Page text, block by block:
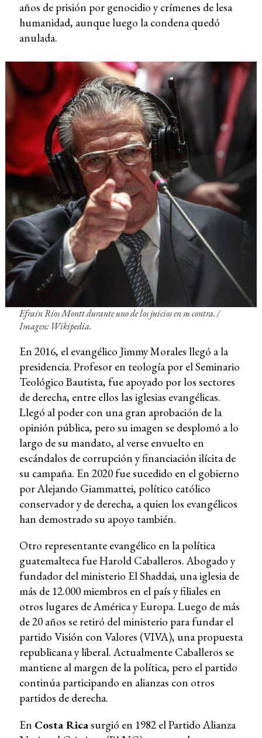
años de prisión por genocidio y crímenes de lesa
humanidad, aunque luego la condena quedó
anulada.
Efraín Ríos Montt durante uno de los juicios en su contra. /
Imagen: Wikipedia.
En 2016, el evangélico Jimmy Morales llegó a la
presidencia. Profesor en teología por el Seminario
Teológico Bautista, fue apoyado por los sectores
de derecha, entre ellos las iglesias evangélicas.
Llegó al poder con una gran aprobación de la
opinión pública, pero su imagen se desplomó a lo
largo de su mandato, al verse envuelto en
escándalos de corrupción y financiación ilícita de
su campaña. En 2020 fue sucedido en el gobierno
por Alejando Giammattei, político católico
conservador y de derecha, a quien los evangélicos
han demostrado su apoyo también.
Otro representante evangélico en la política
guatemalteca fue Harold Caballeros. Abogado y
fundador del ministerio El Shaddai, una iglesia de
más de 12.000 miembros en el país y filiales en
otros lugares de América y Europa. Luego de más
de 20 años se retiró del ministerio para fundar el
partido Visión con Valores (VIVA), una propuesta
republicana y liberal. Actualmente Caballeros se
mantiene al margen de la política, pero el partido
continúa participando en alianzas con otros
partidos de derecha.
En Costa Ricasurgió en 1982 el Partido Alianza